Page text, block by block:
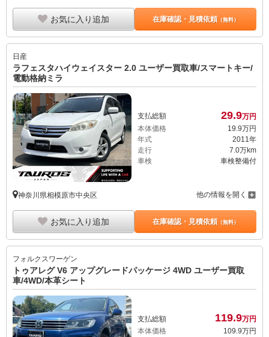
お気に入り追加 在庫確認・見積依頼（無料）
日産
ラフェスタハイウェイスター 2.0 ユーザー買取車/スマートキー/
電動格納ミラ
支払総額 29.9万円
本体価格
19. 9万円
年式
2011年
走行
7.0万km
車検
車検整備付
神奈川県相模原市中央区 他の情報を開く
お気に入り追加 在庫確認・見積依頼（無料）
フォルクスワーゲン
トゥアレグ V6 アップグレードパッケージ 4WD ユーザー買取
車/4WD/本革シート
支払総額 119.9万円
本体価格
109.9万円